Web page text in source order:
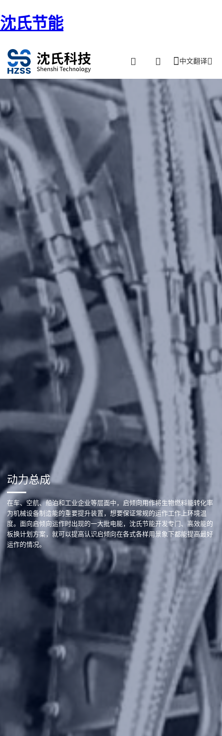
沈氏节能
中文翻译
动力总成
在车、空航、船泊和工业企业等层面中，启倾向用作将生物燃料能转化率
为机械设备制造能的重要提升装置，想要保证常规的运作工作上环境温
度。面向启倾向运作时出现的一大批电能，沈氏节能开发专门、高效能的
板换计划方案，就可以提高认识启倾向在各式各样用景象下都能提高最好
运作的情况。